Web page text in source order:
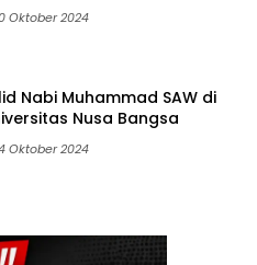
Oktober 2024
Nabi Muhammad SAW di
Nusa Bangsa
Oktober 2024